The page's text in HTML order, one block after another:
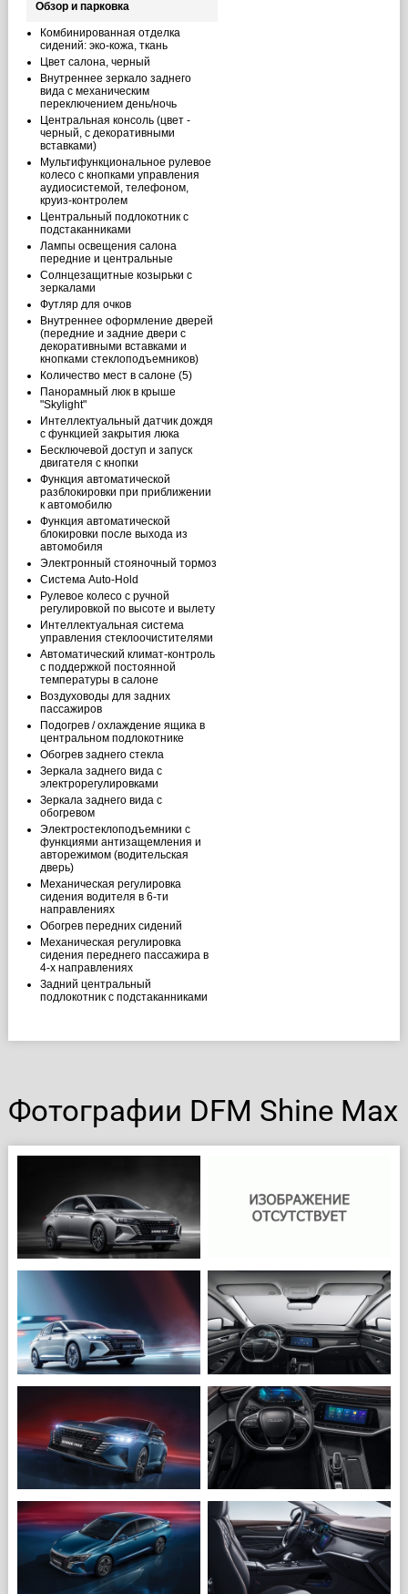
Обзор и парковка
Комбинированная отделка
сидений: эко-кожа, ткань
Цвет салона, черный
Внутреннее зеркало заднего
вида с механическим
переключением день/ночь
Центральная консоль (цвет -
черный, с декоративными
вставками)
Мультифункциональное рулевое
колесо с кнопками управления
аудиосистемой, телефоном,
круиз-контролем
Центральный подлокотник с
подстаканниками
Лампы освещения салона
передние и центральные
Солнцезащитные козырьки с
зеркалами
Футляр для очков
Внутреннее оформление дверей
(передние и задние двери с
декоративными вставками и
кнопками стеклоподъемников)
Количество мест в салоне (5)
Панорамный люк в крыше
"Skylight"
Интеллектуальный датчик дождя
с функцией закрытия люка
Бесключевой доступ и запуск
двигателя с кнопки
Функция автоматической
разблокировки при приближении
к автомобилю
Функция автоматической
блокировки после выхода из
автомобиля
Электронный стояночный тормоз
Система Auto-Hold
Рулевое колесо с ручной
регулировкой по высоте и вылету
Интеллектуальная система
управления стеклоочистителями
Автоматический климат-контроль
с поддержкой постоянной
температуры в салоне
Воздуховоды для задних
пассажиров
Подогрев / охлаждение ящика в
центральном подлокотнике
Обогрев заднего стекла
Зеркала заднего вида с
электрорегулировками
Зеркала заднего вида с
обогревом
Электростеклоподъемники с
функциями антизащемления и
авторежимом (водительская
дверь)
Механическая регулировка
сидения водителя в 6-ти
направлениях
Обогрев передних сидений
Механическая регулировка
сидения переднего пассажира в
4-х направлениях
Задний центральный
подлокотник с подстаканниками
Фотографии DFM Shine Max